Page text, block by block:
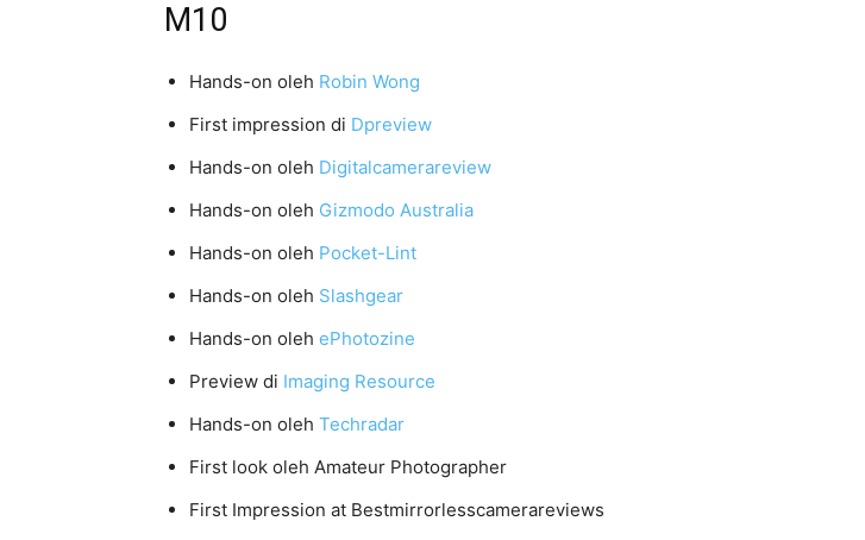
M10
Hands-on oleh Robin Wong
First impression di Dpreview
Hands-on oleh Digitalcamerareview
Hands-on oleh Gizmodo Australia
Hands-on oleh Pocket-Lint
Hands-on oleh Slashgear
Hands-on oleh ePhotozine
Preview di Imaging Resource
Hands-on oleh Techradar
First look oleh Amateur Photographer
First Impression at Bestmirrorlesscamerareviews